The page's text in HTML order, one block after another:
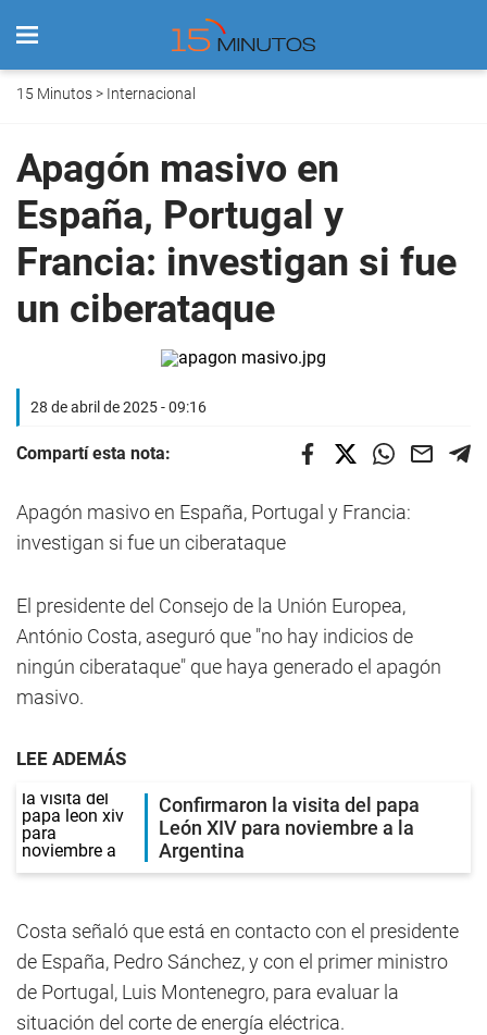
15 Minutos> Internacional
Apagón masivo en
España, Portugal y
Francia: investigan si fue
un ciberataque
28 de abril de 2025 - 09:16
Compartí esta nota:
Apagón masivo en España, Portugal y Francia:
investigan si fue un ciberataque
El presidente del Consejo de la Unión Europea,
António Costa, aseguró que "no hay indicios de
ningún ciberataque" que haya generado el apagón
masivo.
LEE ADEMÁS
Confirmaron la visita del papa
León XIV para noviembre a la
Argentina
Costa señaló que está en contacto con el presidente
de España, Pedro Sánchez, y con el primer ministro
de Portugal, Luis Montenegro, para evaluar la
situación del corte de energía eléctrica.